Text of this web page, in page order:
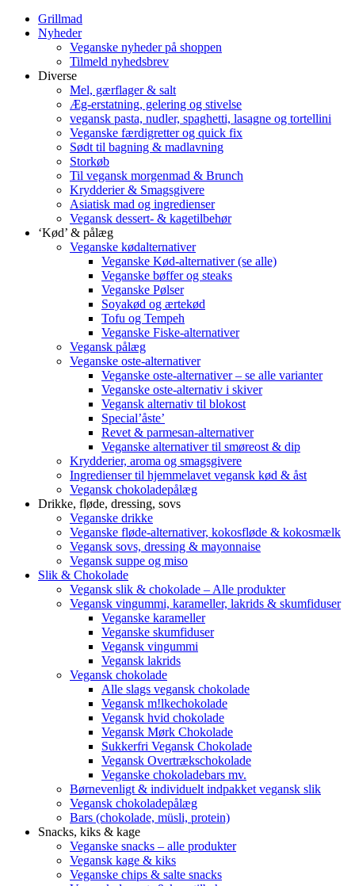
Grillmad
Nyheder
Veganske nyheder på shoppen
Tilmeld nyhedsbrev
Diverse
Mel, gærflager & salt
Æg-erstatning, gelering og stivelse
vegansk pasta, nudler, spaghetti, lasagne og tortellini
Veganske færdigretter og quick fix
Sødt til bagning & madlavning
Storkøb
Til vegansk morgenmad & Brunch
Krydderier & Smagsgivere
Asiatisk mad og ingredienser
Vegansk dessert- & kagetilbehør
‘Kød’ & pålæg
Veganske kødalternativer
Veganske Kød-alternativer (se alle)
Veganske bøffer og steaks
Veganske Pølser
Soyakød og ærtekød
Tofu og Tempeh
Veganske Fiske-alternativer
Vegansk pålæg
Veganske oste-alternativer
Veganske oste-alternativer – se alle varianter
Veganske oste-alternativ i skiver
Vegansk alternativ til blokost
Special’åste’
Revet & parmesan-alternativer
Veganske alternativer til smøreost & dip
Krydderier, aroma og smagsgivere
Ingredienser til hjemmelavet vegansk kød & åst
Vegansk chokoladepålæg
Drikke, fløde, dressing, sovs
Veganske drikke
Veganske fløde-alternativer, kokosfløde & kokosmælk
Vegansk sovs, dressing & mayonnaise
Vegansk suppe og miso
Slik & Chokolade
Vegansk slik & chokolade – Alle produkter
Vegansk vingummi, karameller, lakrids & skumfiduser
Veganske karameller
Veganske skumfiduser
Vegansk vingummi
Vegansk lakrids
Vegansk chokolade
Alle slags vegansk chokolade
Vegansk m!lkechokolade
Vegansk hvid chokolade
Vegansk Mørk Chokolade
Sukkerfri Vegansk Chokolade
Vegansk Overtrækschokolade
Veganske chokoladebars mv.
Børnevenligt & individuelt indpakket vegansk slik
Vegansk chokoladepålæg
Bars (chokolade, müsli, protein)
Snacks, kiks & kage
Veganske snacks – alle produkter
Vegansk kage & kiks
Veganske chips & salte snacks